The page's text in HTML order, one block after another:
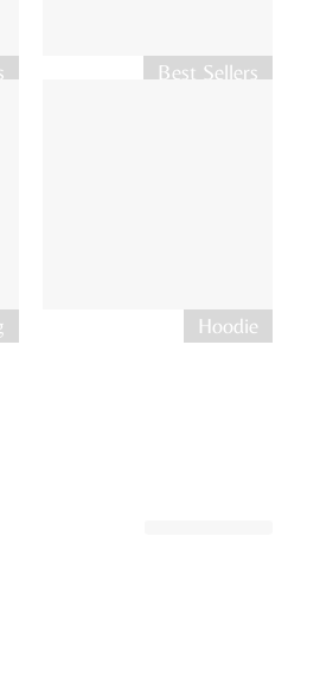
Best Sellers
Hoodie